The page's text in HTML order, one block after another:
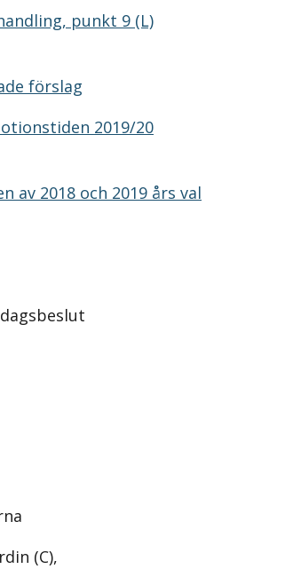
punkt 9 (L)
förslag
2019/20
av 2018 och 2019 års val
(C),